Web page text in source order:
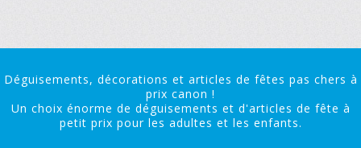
Déguisements, décorations et articles de fêtes pas chers à
prix canon !
Un choix énorme de déguisements et d'articles de fête à
petit prix pour les adultes et les enfants.